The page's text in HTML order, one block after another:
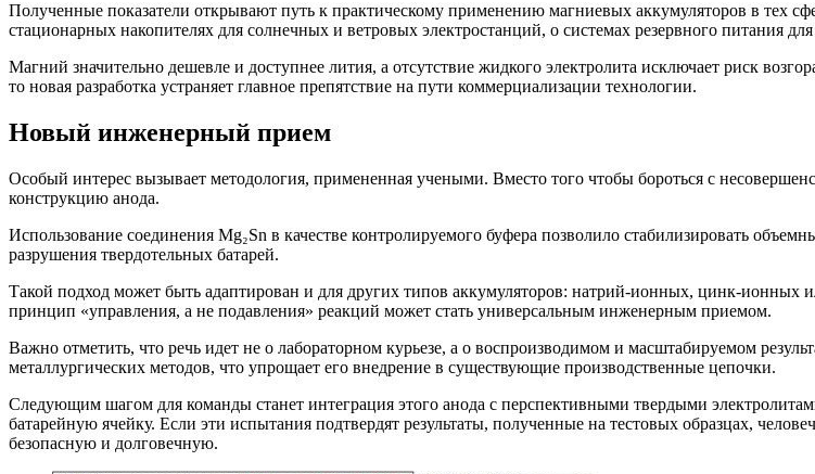
Полученные показатели открывают путь к практическому применению магниевых аккумуляторов в тех
стационарных накопителях для солнечных и ветровых электростанций, о системах резервного питания
Магний значительно дешевле и доступнее лития, а отсутствие жидкого электролита исключает риск
то новая разработка устраняет главное препятствие на пути коммерциализации технологии.
Новый инженерный прием
Особый интерес вызывает методология, примененная учеными. Вместо того чтобы бороться с
конструкцию анода.
Использование соединения Mg₂Sn в качестве контролируемого буфера позволило стабилизировать
разрушения твердотельных батарей.
Такой подход может быть адаптирован и для других типов аккумуляторов: натрий-ионных, цинк-
принцип «управления, а не подавления» реакций может стать универсальным инженерным приемом.
Важно отметить, что речь идет не о лабораторном курьезе, а о воспроизводимом и масштабируемом
металлургических методов, что упрощает его внедрение в существующие производственные цепочки.
Следующим шагом для команды станет интеграция этого анода с перспективными твердыми
батарейную ячейку. Если эти испытания подтвердят результаты, полученные на тестовых образцах,
безопасную и долговечную.